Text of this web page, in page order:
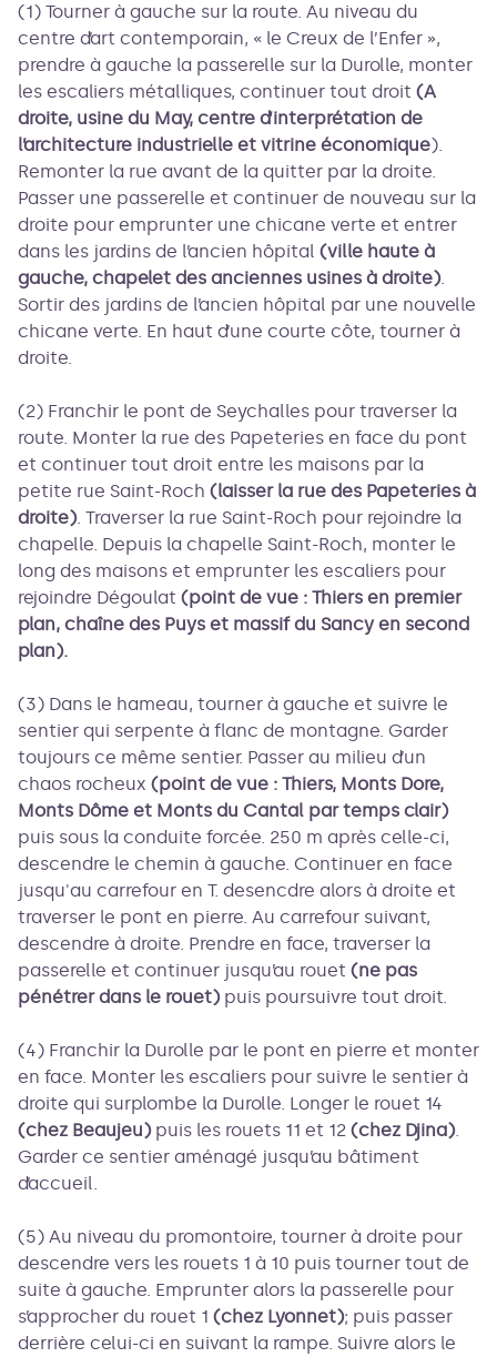
(1) Tourner à gauche sur la route. Au niveau du
centre d’art contemporain, « le Creux de l’Enfer »,
prendre à gauche la passerelle sur la Durolle, monter
les escaliers métalliques, continuer tout droit (A
droite, usine du May, centre d’interprétation de
l’architecture industrielle et vitrine économique).
Remonter la rue avant de la quitter par la droite.
Passer une passerelle et continuer de nouveau sur la
droite pour emprunter une chicane verte et entrer
dans les jardins de l’ancien hôpital (ville haute à
gauche, chapelet des anciennes usines à droite).
Sortir des jardins de l’ancien hôpital par une nouvelle
chicane verte. En haut d’une courte côte, tourner à
droite.
(2) Franchir le pont de Seychalles pour traverser la
route. Monter la rue des Papeteries en face du pont
et continuer tout droit entre les maisons par la
petite rue Saint-Roch (laisser la rue des Papeteries à
droite). Traverser la rue Saint-Roch pour rejoindre la
chapelle. Depuis la chapelle Saint-Roch, monter le
long des maisons et emprunter les escaliers pour
rejoindre Dégoulat (point de vue : Thiers en premier
plan, chaîne des Puys et massif du Sancy en second
plan).
(3) Dans le hameau, tourner à gauche et suivre le
sentier qui serpente à flanc de montagne. Garder
toujours ce même sentier. Passer au milieu d’un
chaos rocheux (point de vue : Thiers, Monts Dore,
Monts Dôme et Monts du Cantal par temps clair)
puis sous la conduite forcée. 250 m après celle-ci,
descendre le chemin à gauche. Continuer en face
jusqu'au carrefour en T. desencdre alors à droite et
traverser le pont en pierre. Au carrefour suivant,
descendre à droite. Prendre en face, traverser la
passerelle et continuer jusqu’au rouet (ne pas
pénétrer dans le rouet)puis poursuivre tout droit.
(4) Franchir la Durolle par le pont en pierre et monter
en face. Monter les escaliers pour suivre le sentier à
droite qui surplombe la Durolle. Longer le rouet 14
(chez Beaujeu)puis les rouets 11 et 12 (chez Djina).
Garder ce sentier aménagé jusqu’au bâtiment
d’accueil.
(5) Au niveau du promontoire, tourner à droite pour
descendre vers les rouets 1 à 10 puis tourner tout de
suite à gauche. Emprunter alors la passerelle pour
s’approcher du rouet 1 (chez Lyonnet); puis passer
derrière celui-ci en suivant la rampe. Suivre alors le